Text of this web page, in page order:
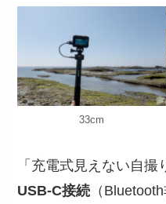
33cm
「充電式見えない自
USB-C接続 （